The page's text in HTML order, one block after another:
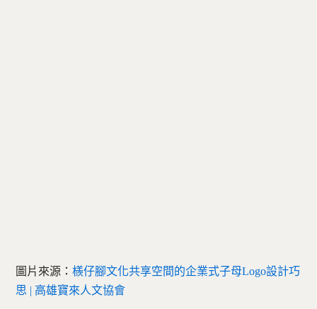
圖片來源：檨仔腳文化共享空間的企業式子母Logo設計巧
思 | 高雄寶來人文協會